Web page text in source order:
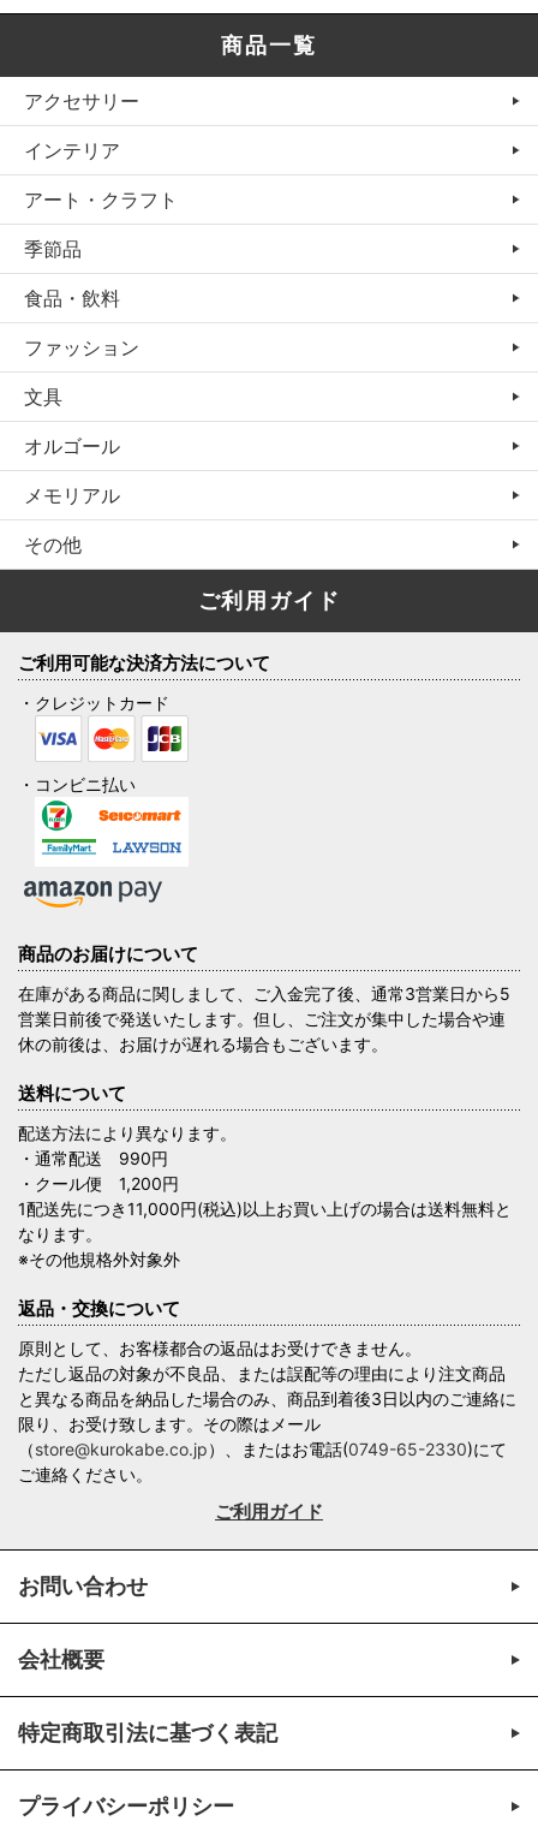
商品一覧
アクセサリー
インテリア
アート・クラフト
季節品
食品・飲料
ファッション
文具
オルゴール
メモリアル
その他
ご利用ガイド
ご利用可能な決済方法について
・クレジットカード
・コンビニ払い
商品のお届けについて
在庫がある商品に関しまして、ご入金完了後、通常3営業日から5
営業日前後で発送いたします。但し、ご注文が集中した場合や連
休の前後は、お届けが遅れる場合もございます。
送料について
配送方法により異なります。
・通常配送 990円
・クール便 1,200円
1配送先につき11,000円(税込)以上お買い上げの場合は送料無料と
なります。
※その他規格外対象外
返品・交換について
原則として、お客様都合の返品はお受けできません。
ただし返品の対象が不良品、または誤配等の理由により注文商品
と異なる商品を納品した場合のみ、商品到着後3日以内のご連絡に
限り、お受け致します。その際はメール
（store@kurokabe.co.jp）、またはお電話(0749-65-2330)にて
ご連絡ください。
ご利用ガイド
お問い合わせ
会社概要
特定商取引法に基づく表記
プライバシーポリシー